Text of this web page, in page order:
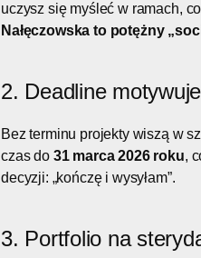
uczysz się myśleć w ramach,
Nałęczowska to potężny
2. Deadline
Bez terminu projekty wiszą w
czas do 31 marca 2026 roku,
decyzji: „kończę i wysyłam”.
3. Portfolio na